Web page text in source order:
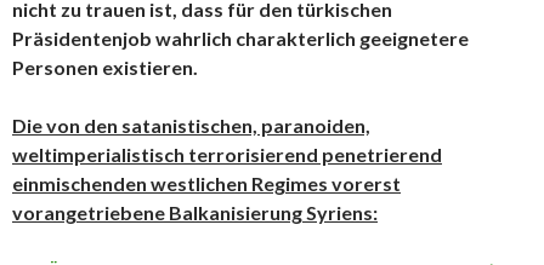
nicht zu trauen ist, dass für den türkischen
Präsidentenjob wahrlich charakterlich geeignetere
Personen existieren.
Die von den satanistischen, paranoiden,
weltimperialistisch terrorisierend penetrierend
einmischenden westlichen Regimes vorerst
vorangetriebene Balkanisierung Syriens: